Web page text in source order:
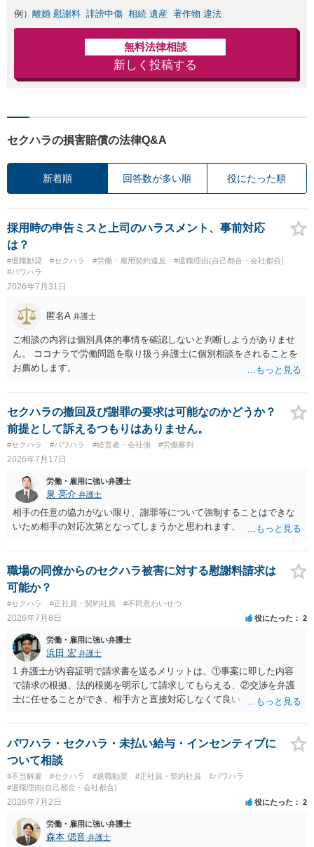
例） 離婚 慰謝料 誹謗中傷 相続 遺産 著作物 違法
無料法律相談
新しく投稿する
セクハラの損害賠償の法律Q&A
新着順 回答数が多い順 役にたった順
採用時の申告ミスと上司のハラスメント、事前対応
は？
#退職勧奨 #セクハラ #労働・雇用契約違反
#退職理由(自己都合・会社都合)
#パワハラ
2026年7月31日
匿名A 弁護士
ご相談の内容は個別具体的事情を確認しないと判断しようがありませ
ん。 ココナラで労働問題を取り扱う弁護士に個別相談をされることを
お薦めします。
セクハラの撤回及び謝罪の要求は可能なのかどうか？
前提として訴えるつもりはありません。
#セクハラ #パワハラ #経営者・会社側 #労働審判
2026年7月17日
労働・雇用に強い弁護士
泉 亮介 弁護士
相手の任意の協力がない限り、謝罪等について強制することはできな
いため相手の対応次第となってしまうかと思われます。
職場の同僚からのセクハラ被害に対する慰謝料請求は
可能か？
#セクハラ #正社員・契約社員 #不同意わいせつ
2026年7月8日 役にたった 2
労働・雇用に強い弁護士
浜田 宏 弁護士
1 弁護士が内容証明で請求書を送るメリットは、①事案に即した内容
で請求の根拠、法的根拠を明示して請求してもらえる、②交渉を弁護
士に任せることができ、相手方と直接対応しなくて良い、というとこ
請求は可能ですが、相手が任意に払うかどうかは分かりません。 ２
民事訴訟に証拠の制限はありませんが、秘密録音はプライバシー保護
の観点から、裁判の証拠にする場合には注意が必要です(証拠排除され
る場合があります。)。 ３ 会社がどういう証拠に基づいて、誰が判断
したかわかりませんが、会社がセクハラ認定しなかったからといっ
て、裁判所も認定しないとは限りません。具体的な証拠とそれで認定
しないようにして下さい。そういう報復的なことをしなければ名誉毀
損にはなりません。反訴は貴女が加害行為をしなければ、通常は起こ
パワハラ・セクハラ・未払い給与・インセンティブに
ついて相談
#不当解雇 #セクハラ #退職勧奨 #正社員・契約社員
#パワハラ
#退職理由(自己都合・会社都合)
2026年7月2日 役にたった 2
労働・雇用に強い弁護士
森本 偲音 弁護士